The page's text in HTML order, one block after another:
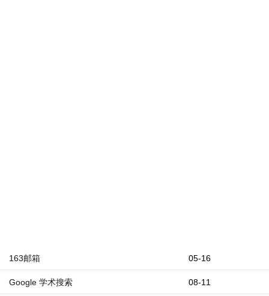
05-16
163邮箱
08-11
Google 学术搜索